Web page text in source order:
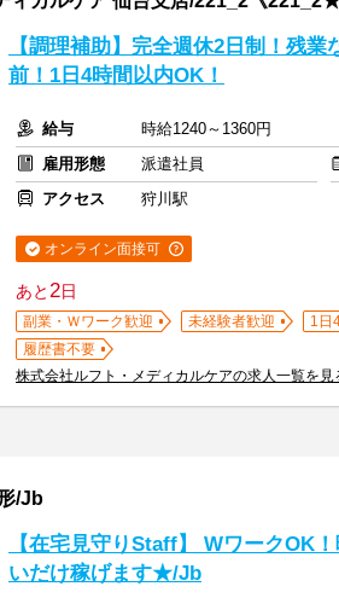
【調理補助】完全週休2日制！残
前！1日4時間以内OK！
給与
時給1240～1360円
雇用形態
派遣社員
アクセス
狩川駅
オンライン面接可
あと2日
副業・Ｗワーク歓迎 未経験者歓迎 1日
履歴書不要
株式会社ルフト・メディカルケアの求人一覧を見
/Jb
【在宅見守りStaff】 WワークOK
いだけ稼げます★/Jb